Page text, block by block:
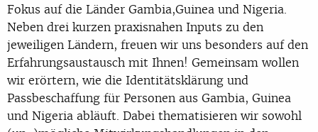
Fokus auf die Länder Gambia,Guinea und Nigeria.
Neben drei kurzen praxisnahen Inputs zu den
jeweiligen Ländern, freuen wir uns besonders auf den
Erfahrungsaustausch mit Ihnen! Gemeinsam wollen
wir erörtern, wie die Identitätsklärung und
Passbeschaffung für Personen aus Gambia, Guinea
und Nigeria abläuft. Dabei thematisieren wir sowohl